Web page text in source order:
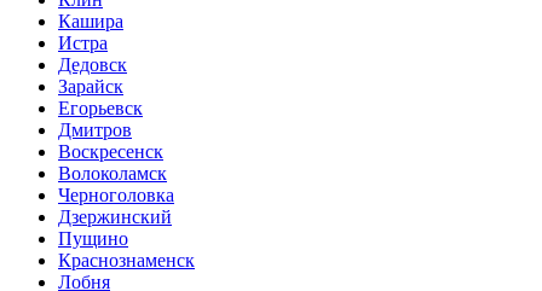
Кашира
Истра
Дедовск
Зарайск
Егорьевск
Дмитров
Воскресенск
Волоколамск
Черноголовка
Дзержинский
Пущино
Краснознаменск
Лобня